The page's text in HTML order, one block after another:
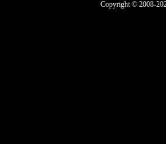
Copyright © 2008-